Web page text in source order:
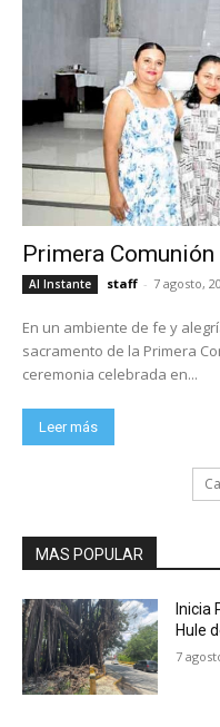
Primera
Al Instante staff - 7 agosto,
En un ambiente de fe y
sacramento de la Primera
ceremonia celebrada en...
Leer más
MAS POPULAR
Inicia
Hule
7